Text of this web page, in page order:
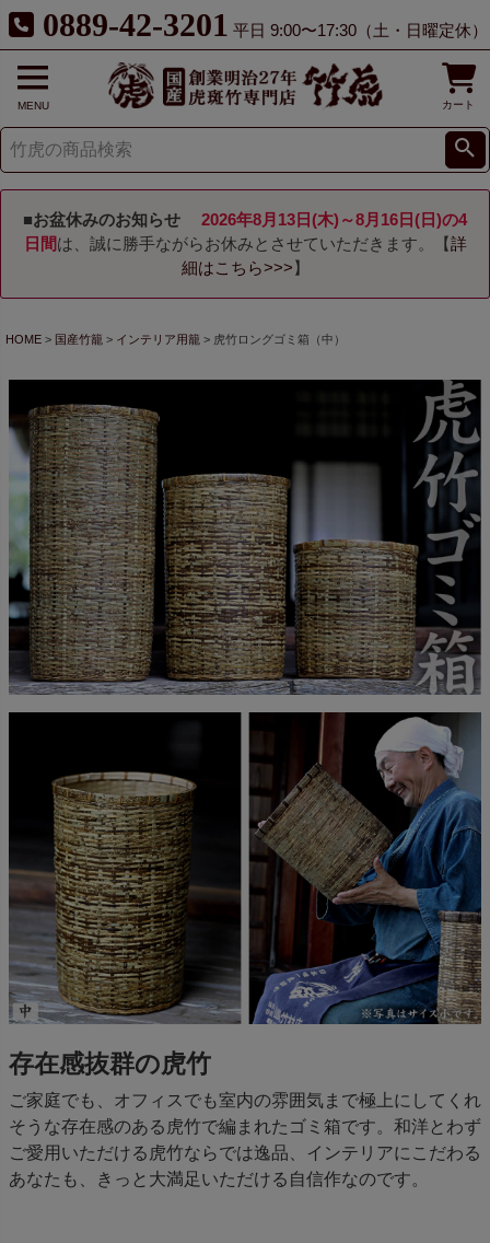
0889-42-3201 平日 9:00〜17:30（土・日曜定休）
MENU カート
■お盆休みのお知らせ
2026年8月13日(木)～8月16日(日)の4
日間は、誠に勝手ながらお休みとさせていただきます。【詳
細はこちら>>> 】
HOME 国産竹籠 インテリア用籠 虎竹ロングゴミ箱（中）
存在感抜群の虎竹
ご家庭でも、オフィスでも室内の雰囲気まで極上にしてくれ
そうな存在感のある虎竹で編まれたゴミ箱です。和洋とわず
ご愛用いただける虎竹ならでは逸品、インテリアにこだわる
あなたも、きっと大満足いただける自信作なのです。